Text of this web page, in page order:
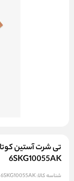
6SKG10055AK
شناسه کالا:6SKG10055AK